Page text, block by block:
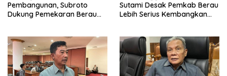
Pembangunan, Subroto
Dukung Pemekaran Berau
Sutami Desak Pemkab Berau
Lebih Serius Kembangkan